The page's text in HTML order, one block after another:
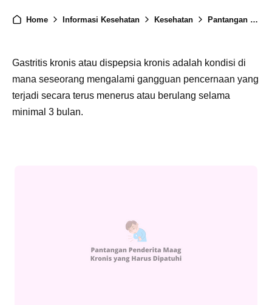
Home Informasi Kesehatan Kesehatan Pantangan Penderita Maag Kronis yang Harus Dipatuhi
Gastritis kronis atau dispepsia kronis adalah kondisi di
mana seseorang mengalami gangguan pencernaan yang
terjadi secara terus menerus atau berulang selama
minimal 3 bulan.